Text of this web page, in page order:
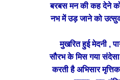
बरबस मन की कह देने
नभ में उड़ जाने को
मुखरित हुई मेदनी ,
सौरभ के मिस गया
करती है अभिसार